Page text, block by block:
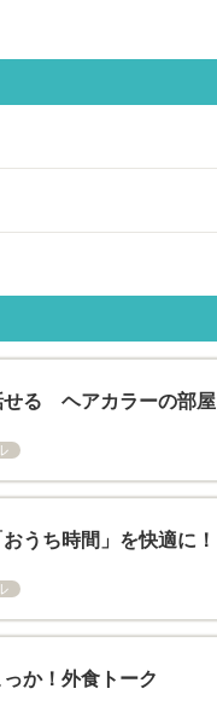
せる ヘアカラーの部屋
うち時間」を快適に！
か！外食トーク